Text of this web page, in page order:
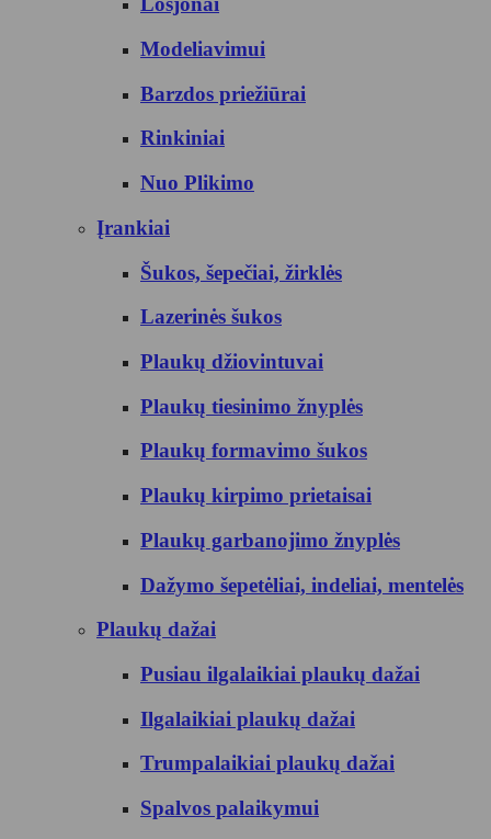
Modeliavimui
Barzdos priežiūrai
Rinkiniai
Nuo Plikimo
Įrankiai
Šukos, šepečiai, žirklės
Lazerinės šukos
Plaukų džiovintuvai
Plaukų tiesinimo žnyplės
Plaukų formavimo šukos
Plaukų kirpimo prietaisai
Plaukų garbanojimo žnyplės
Dažymo šepetėliai, indeliai, mentelės
Plaukų dažai
Pusiau ilgalaikiai plaukų dažai
Ilgalaikiai plaukų dažai
Trumpalaikiai plaukų dažai
Spalvos palaikymui